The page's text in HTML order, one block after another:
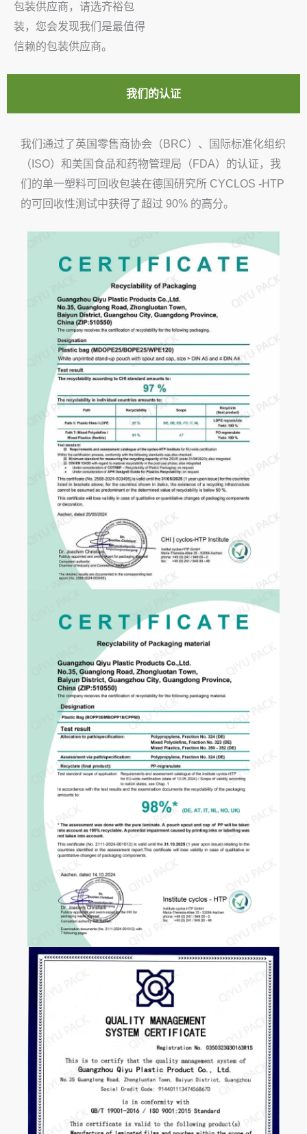
包装供应商，请选齐裕包
装，您会发现我们是最值得
信赖的包装供应商。
我们的认证
我们通过了英国零售商协会（BRC）、国际标准化组织
（ISO）和美国食品和药物管理局（FDA）的认证，我
们的单一塑料可回收包装在德国研究所 CYCLOS -HTP
的可回收性测试中获得了超过 90% 的高分。